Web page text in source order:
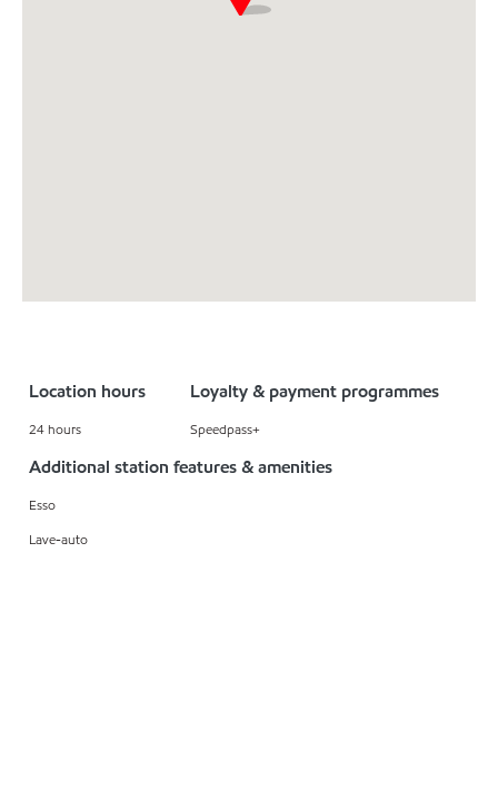
Location hours
24 hours
Loyalty & payment programmes
Speedpass+
Additional station features & amenities
Esso
Lave-auto